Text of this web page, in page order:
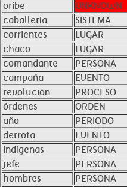
oribe
UNKNOWN
caballería
SISTEMA
corrientes
LUGAR
chaco
LUGAR
comandante
PERSONA
campaña
EVENTO
revolución
PROCESO
órdenes
ORDEN
año
PERIODO
derrota
EVENTO
indígenas
PERSONA
jefe
PERSONA
hombres
PERSONA